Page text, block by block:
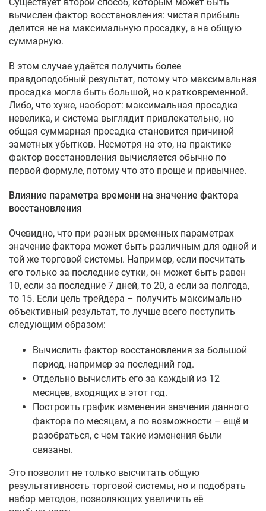
вычислен фактор восстановления: чистая прибыль
делится не на максимальную просадку, а на общую
суммарную.
В этом случае удаётся получить более
правдоподобный результат, потому что максимальная
просадка могла быть большой, но кратковременной.
Либо, что хуже, наоборот: максимальная просадка
невелика, и система выглядит привлекательно, но
общая суммарная просадка становится причиной
заметных убытков. Несмотря на это, на практике
фактор восстановления вычисляется обычно по
первой формуле, потому что это проще и привычнее.
Влияние параметра времени на значение фактора
восстановления
Очевидно, что при разных временных параметрах
значение фактора может быть различным для одной и
той же торговой системы. Например, если посчитать
его только за последние сутки, он может быть равен
10, если за последние 7 дней, то 20, а если за полгода,
то 15. Если цель трейдера – получить максимально
объективный результат, то лучше всего поступить
следующим образом:
Вычислить фактор восстановления за большой
период, например за последний год.
Отдельно вычислить его за каждый из 12
месяцев, входящих в этот год.
Построить график изменения значения данного
фактора по месяцам, а по возможности – ещё и
разобраться, с чем такие изменения были
связаны.
Это позволит не только высчитать общую
результативность торговой системы, но и подобрать
набор методов, позволяющих увеличить её